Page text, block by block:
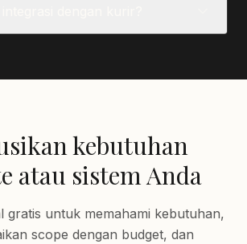
kebutuhan
atau sistem Anda
gratis untuk memahami kebutuhan,
scope dengan budget, dan